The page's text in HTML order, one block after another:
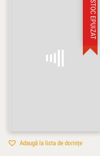
STOC EPUIZAT
Adaugă la lista de dorințe